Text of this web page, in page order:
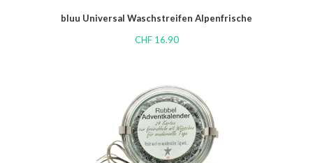
bluu Universal Waschstreifen Alpenfrische
CHF16.90